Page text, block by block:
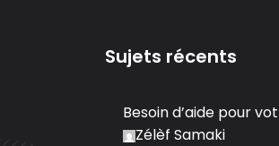
Sujets récents
Besoin d’aide pour
Zélèf Samaki